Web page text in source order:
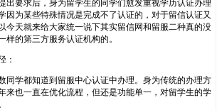
出要求后，身为留学生的同学们愈发重视学历认证办理
因为某些特殊情况是完成不了认证的，对于留信认证又
今天就来给大家统一说下其实留信网和留服二种真的没
样的第三方服务认证机构的。
：
同学都知道到留服中心认证中办理。身为传统的办理方
来也一直在优化流程，但还是功能单一，对留学生的学